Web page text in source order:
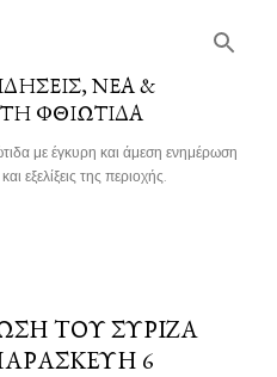
ΝΈΑ &
ΦΘΙΏΤΙΔΑ
με έγκυρη και άμεση ενημέρωση
εξελίξεις της περιοχής.
ΤΟΥ ΣΎΡΙΖΑ
6